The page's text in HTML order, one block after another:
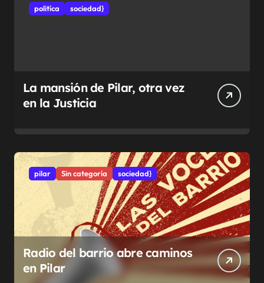
politíca sociedad}
La mansión de Pilar, otra vez
en la Justicia
pilar Sin categoría sociedad}
Radio del barrio abre caminos
en Pilar